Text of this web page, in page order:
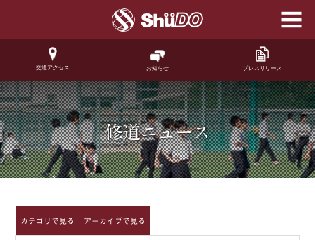
学校法人修道学園 修
交通アクセス お知らせ プレスリリース
.
修道ニュース
カテゴリで見る アーカイブで見る